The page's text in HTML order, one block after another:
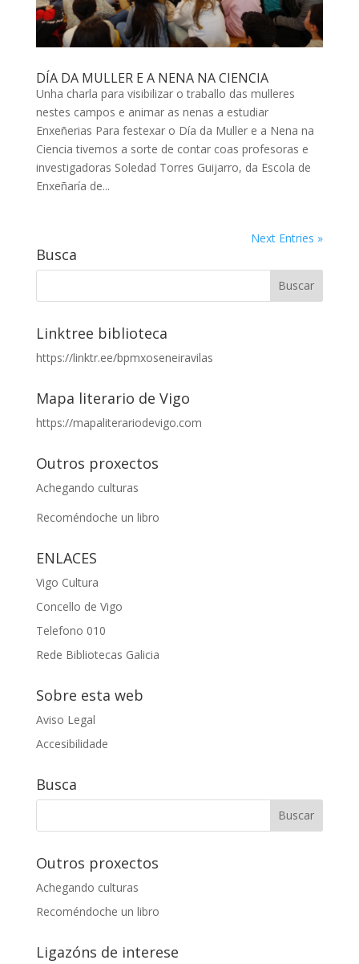
DÍA DA MULLER E A NENA NA CIENCIA
Unha charla para visibilizar o traballo das mulleres
nestes campos e animar as nenas a estudiar
Enxeñerias Para festexar o Día da Muller e a Nena na
Ciencia tivemos a sorte de contar coas profesoras e
investigadoras Soledad Torres Guijarro, da Escola de
Enxeñaría de...
Next Entries »
Busca
Linktree biblioteca
https://linktr.ee/bpmxoseneiravilas
Mapa literario de Vigo
https://mapaliterariodevigo.com
Outros proxectos
Achegando culturas
Recoméndoche un libro
ENLACES
Vigo Cultura
Concello de Vigo
Telefono 010
Rede Bibliotecas Galicia
Sobre esta web
Aviso Legal
Accesibilidade
Busca
Outros proxectos
Achegando culturas
Recoméndoche un libro
Ligazóns de interese